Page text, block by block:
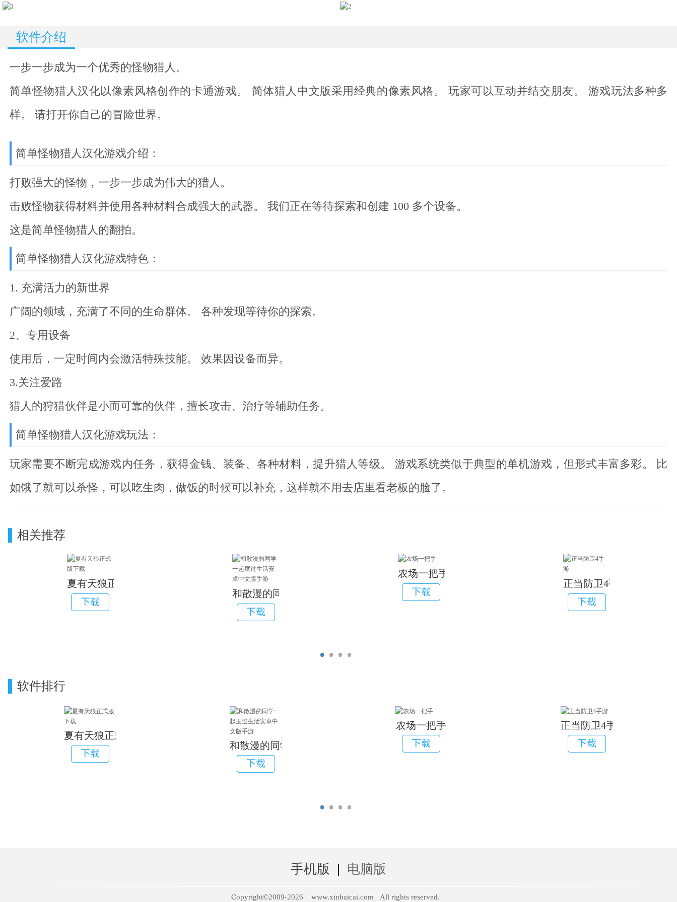
软件介绍
一步一步成为一个优秀的怪物猎人。
简单怪物猎人汉化以像素风格创作的卡通游戏。 简体猎人中文版采用经典的像素风格。 玩家可以互动并结交朋友。 游戏玩法多种多
样。 请打开你自己的冒险世界。
简单怪物猎人汉化游戏介绍：
打败强大的怪物，一步一步成为伟大的猎人。
击败怪物获得材料并使用各种材料合成强大的武器。 我们正在等待探索和创建 100 多个设备。
这是简单怪物猎人的翻拍。
简单怪物猎人汉化游戏特色：
1. 充满活力的新世界
广阔的领域，充满了不同的生命群体。 各种发现等待你的探索。
2、专用设备
使用后，一定时间内会激活特殊技能。 效果因设备而异。
3.关注爱路
猎人的狩猎伙伴是小而可靠的伙伴，擅长攻击、治疗等辅助任务。
简单怪物猎人汉化游戏玩法：
玩家需要不断完成游戏内任务，获得金钱、装备、各种材料，提升猎人等级。 游戏系统类似于典型的单机游戏，但形式丰富多彩。 比
如饿了就可以杀怪，可以吃生肉，做饭的时候可以补充，这样就不用去店里看老板的脸了。
相关推荐
夏有天狼正式版下载
和散漫的同学一起度过生活安卓中文版手游
农场一把手
正当防卫4手游
软件排行
夏有天狼正式版下载
和散漫的同学一起度过生活安卓中文版手游
农场一把手 正当防卫4手游
手机版 | 电脑版
Copyright©2009-2026 www.xinbaicai.com All rights reserved.